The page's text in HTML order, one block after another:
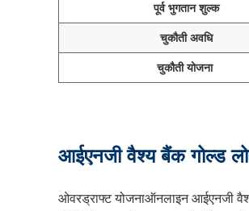
पूर्व भुगतान शुल्क
चुकौती अवधि
चुकौती योजना
आईएनजी वैश्य बैंक गोल्ड
ओवरड्राफ्ट योजनाऑनलाइन आईएनजी